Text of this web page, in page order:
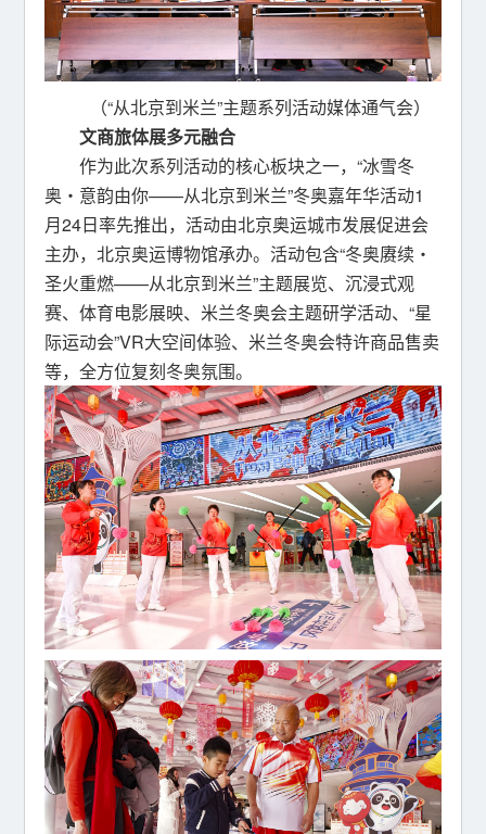
（“从北京到米兰”主题系列活动媒体通气会）
文商旅体展多元融合
作为此次系列活动的核心板块之一，“冰雪冬
奥・意韵由你——从北京到米兰”冬奥嘉年华活动1
月24日率先推出，活动由北京奥运城市发展促进会
主办，北京奥运博物馆承办。活动包含“冬奥赓续・
圣火重燃——从北京到米兰”主题展览、沉浸式观
赛、体育电影展映、米兰冬奥会主题研学活动、“星
际运动会”VR大空间体验、米兰冬奥会特许商品售卖
等，全方位复刻冬奥氛围。